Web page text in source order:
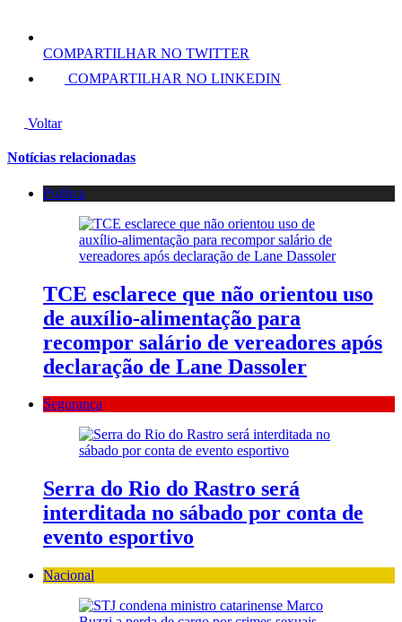
COMPARTILHAR NO TWITTER
COMPARTILHAR NO LINKEDIN
Voltar
Notícias relacionadas
Política
TCE esclarece que não orientou uso
de auxílio-alimentação para
recompor salário de vereadores após
declaração de Lane Dassoler
Segurança
Serra do Rio do Rastro será
interditada no sábado por conta de
evento esportivo
Nacional